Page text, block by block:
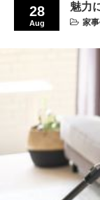
28
Aug
魅力
家